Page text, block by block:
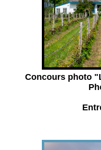
Concours photo